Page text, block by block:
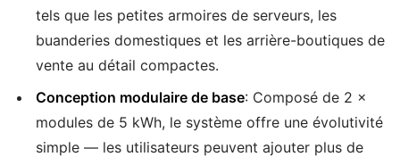
tels que les petites armoires de serveurs, les
buanderies domestiques et les arrière-boutiques de
vente au détail compactes.
Conception modulaire de base: Composé de 2 ×
modules de 5 kWh, le système offre une évolutivité
simple — les utilisateurs peuvent ajouter plus de